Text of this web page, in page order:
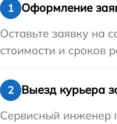
1
Оформление
Оставьте заявку на
стоимости и сроков
2
Выезд курьера
Сервисный инженер